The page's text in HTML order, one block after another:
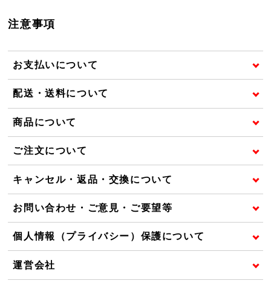
注意事項
お支払いについて
配送・送料について
商品について
ご注文について
キャンセル・返品・交換について
お問い合わせ・ご意見・ご要望等
個人情報（プライバシー）保護について
運営会社